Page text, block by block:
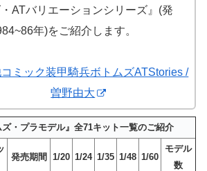
・ATバリエーションシリーズ』(発
年)をご紹介します。
ミック装甲騎兵ボトムズATStories /
曽野由大
ズ・プラモデル』全71キット一覧のご紹介
発売期間 1/20 1/24 1/35 1/48 1/60
モデル
数